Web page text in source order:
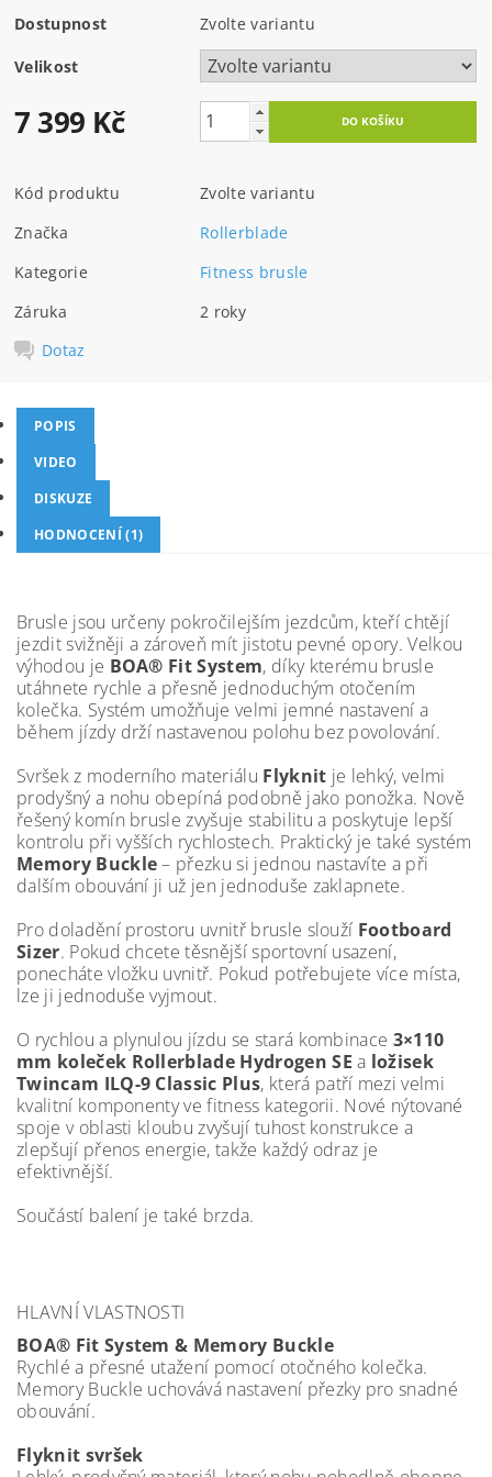
Dostupnost Zvolte variantu
Velikost
7 399 Kč
Kód produktu
Zvolte variantu
Značka
Rollerblade
Kategorie
Fitness brusle
Záruka
2 roky
Dotaz
POPIS
VIDEO
DISKUZE
HODNOCENÍ (1)
Brusle jsou určeny pokročilejším jezdcům, kteří chtějí
jezdit svižněji a zároveň mít jistotu pevné opory. Velkou
výhodou je BOA® Fit System, díky kterému brusle
utáhnete rychle a přesně jednoduchým otočením
kolečka. Systém umožňuje velmi jemné nastavení a
během jízdy drží nastavenou polohu bez povolování.
Svršek z moderního materiálu Flyknit je lehký, velmi
prodyšný a nohu obepíná podobně jako ponožka. Nově
řešený komín brusle zvyšuje stabilitu a poskytuje lepší
kontrolu při vyšších rychlostech. Praktický je také systém
Memory Buckle– přezku si jednou nastavíte a při
dalším obouvání ji už jen jednoduše zaklapnete.
Pro doladění prostoru uvnitř brusle slouží Footboard
Sizer. Pokud chcete těsnější sportovní usazení,
ponecháte vložku uvnitř. Pokud potřebujete více místa,
lze ji jednoduše vyjmout.
O rychlou a plynulou jízdu se stará kombinace 3×110
mm koleček Rollerblade Hydrogen SE a ložisek
Twincam ILQ-9 Classic Plus, která patří mezi velmi
kvalitní komponenty ve fitness kategorii. Nové nýtované
spoje v oblasti kloubu zvyšují tuhost konstrukce a
zlepšují přenos energie, takže každý odraz je
efektivnější.
Součástí balení je také brzda.
HLAVNÍ VLASTNOSTI
BOA® Fit System & Memory Buckle
Rychlé a přesné utažení pomocí otočného kolečka.
Memory Buckle uchovává nastavení přezky pro snadné
obouvání.
Flyknit svršek